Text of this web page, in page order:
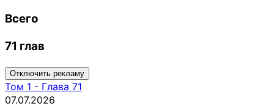
Всего
71 глав
Отключить рекламу
Том 1 - Глава 71
07.07.2026